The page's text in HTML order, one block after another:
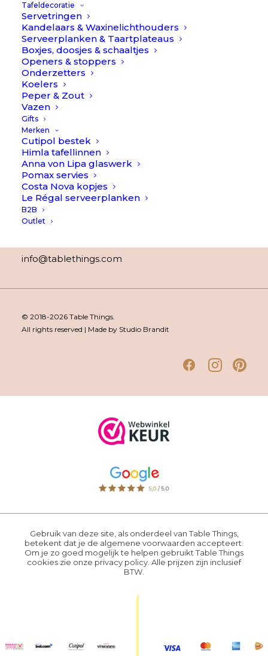
Tafeldecoratie
Servetringen
Kandelaars & Waxinelichthouders
Serveerplanken & Taartplateaus
Boxjes, doosjes & schaaltjes
Openers & stoppers
Onderzetters
Koelers
Peper & Zout
Vazen
Gifts
Merken
Cutipol bestek
Himla tafellinnen
Anna von Lipa glaswerk
Pomax servies
Costa Nova kopjes
Le Régal serveerplanken
B2B
Outlet
Service
Klantenservice
Bestellen, Betalen & Bezorgen
Ruilen & Retourneren
Reviews & Klachtafhandeling
Veelgestelde Vragen
Contact
Over Table Things
Contact
WhatsApp:
info@tablethings.com
© 2018-2026 Table Things.
All rights reserved | Made by Studio Brandit
Gebruik van deze site, als onderdeel van Table Things,
betekent dat je de algemene voorwaarden accepteert.
Om je zo goed mogelijk te helpen gebruikt Table Things
cookies zie onze privacy policy . Alle prijzen zijn inclusief
BTW.